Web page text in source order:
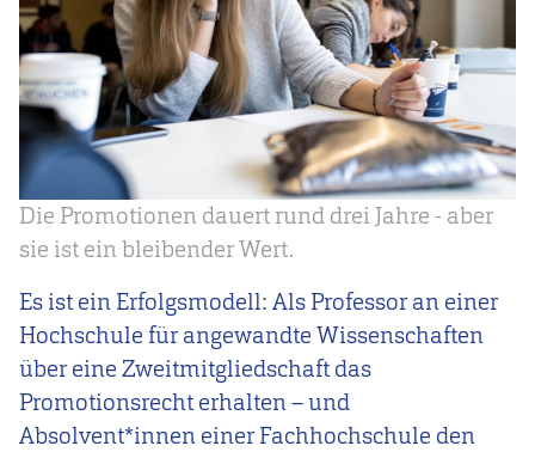
Die Promotionen dauert rund drei Jahre - aber
sie ist ein bleibender Wert.
Es ist ein Erfolgsmodell: Als Professor an einer
Hochschule für angewandte Wissenschaften
über eine Zweitmitgliedschaft das
Promotionsrecht erhalten – und
Absolvent*innen einer Fachhochschule den